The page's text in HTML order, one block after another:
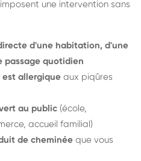
une intervention sans
d'une habitation, d'une
passage quotidien
est allergique aux piqûres
au public (école,
accueil familial)
de cheminée que vous